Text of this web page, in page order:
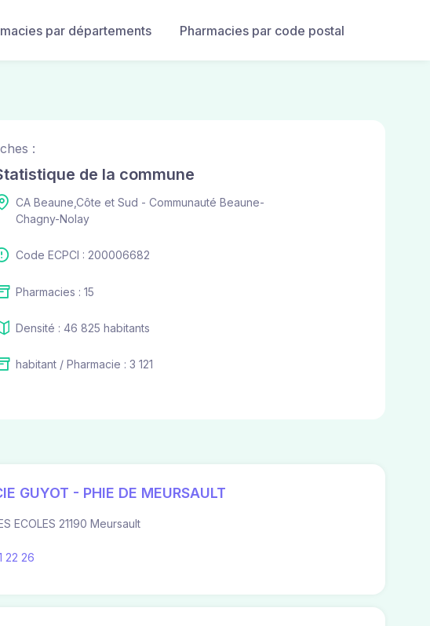
par départements Pharmacies par code postal
:
de la commune
CA Beaune,Côte et Sud - Communauté Beaune-
Chagny-Nolay
Code ECPCI : 200006682
Pharmacies : 15
Densité : 46 825 habitants
habitant / Pharmacie : 3 121
GUYOT - PHIE DE MEURSAULT
ECOLES 21190 Meursault
22 26